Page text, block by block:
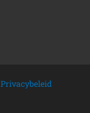
Privacybeleid